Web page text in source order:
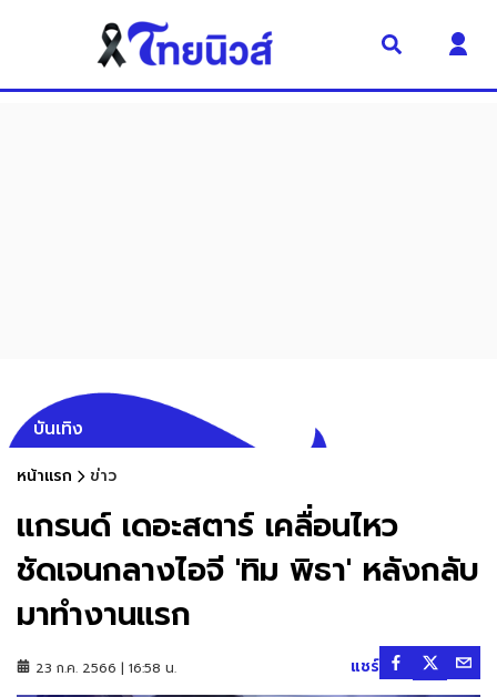
บันเทิง
หน้าแรก ข่าว
แกรนด์ เดอะสตาร์ เคลื่อนไหว
ชัดเจนกลางไอจี 'ทิม พิธา' หลังกลับ
มาทำงานแรก
23 ก.ค. 2566 | 16:58 น. แชร์